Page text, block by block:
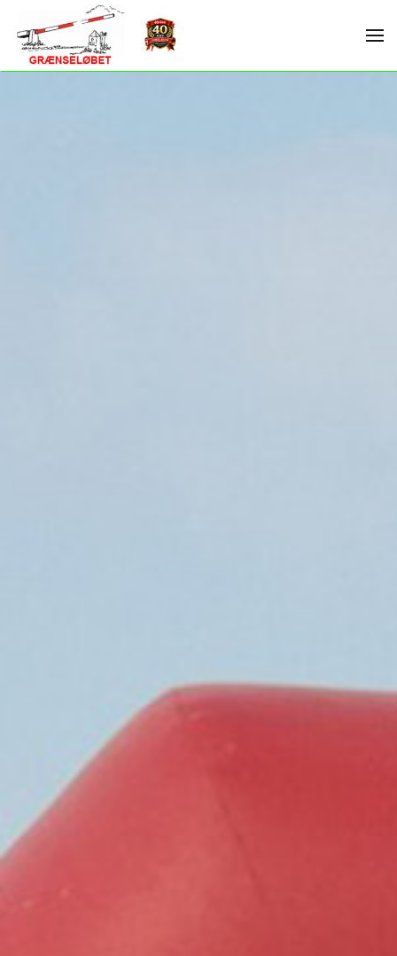
Skip to main content